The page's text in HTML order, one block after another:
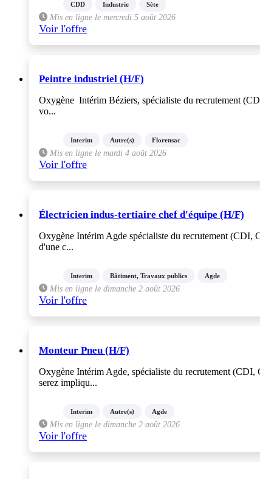
CDD Industrie Sète
Mis en ligne le mercredi 5 août 2026
Voir l'offre
Peintre industriel (H/F)
Oxygène Intérim Béziers, spécialiste du recrutement
vo...
Interim Autre(s) Florensac
Mis en ligne le mardi 4 août 2026
Voir l'offre
Électricien indus-tertiaire chef d'équipe (H/F)
Oxygène Intérim Agde spécialiste du recrutement (CDI,
d'une c...
Interim Bâtiment, Travaux publics Agde
Mis en ligne le dimanche 2 août 2026
Voir l'offre
Monteur Pneu (H/F)
Oxygène Intérim Agde, spécialiste du recrutement
serez impliqu...
Interim Autre(s) Agde
Mis en ligne le dimanche 2 août 2026
Voir l'offre